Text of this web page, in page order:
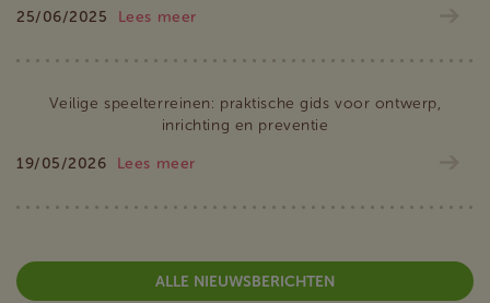
25/06/2025 Lees meer
Veilige speelterreinen: praktische gids voor ontwerp,
inrichting en preventie
19/05/2026 Lees meer
ALLE NIEUWSBERICHTEN